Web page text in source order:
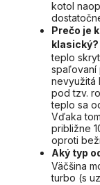
kotol
Prečo je
klasický?
teplo
spaľovaní
nevyužitá
pod tzv.
teplo sa
Vďaka
približne
oproti
Aký typ
Väčšina
turbo (s